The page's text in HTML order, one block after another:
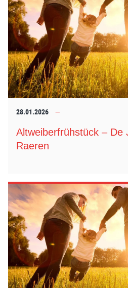
28.01.2026
Altweiberfrühstück – De
Raeren